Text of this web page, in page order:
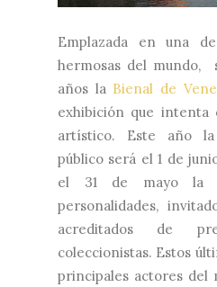
Emplazada en una
hermosas del mundo,
años la Bienal de
exhibición que intenta
artístico. Este año
público será el 1 de
el 31 de mayo la
personalidades,
acreditados de
coleccionistas. Estos
principales actores del